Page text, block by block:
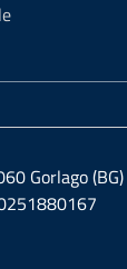
Gorlago (BG)